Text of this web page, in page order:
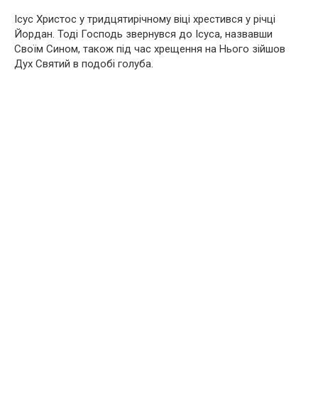
Ісус Христос у тридцятирічному віці хрестився у річці
Йордан. Тоді Господь звернувся до Ісуса, назвавши
Своїм Сином, також під час хрещення на Нього зійшов
Дух Святий в подобі голуба.